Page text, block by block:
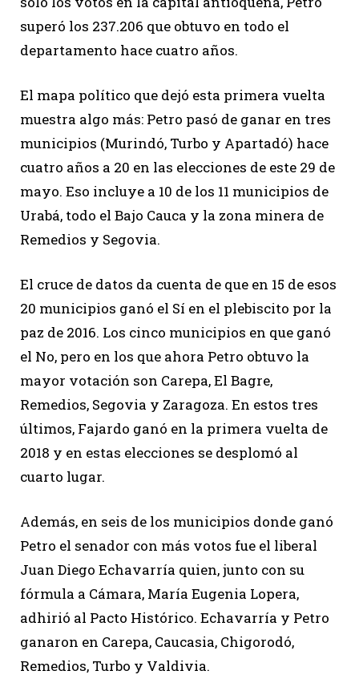
superó los 237.206 que obtuvo en todo el
departamento hace cuatro años.
El mapa político que dejó esta primera vuelta
muestra algo más: Petro pasó de ganar en tres
municipios (Murindó, Turbo y Apartadó) hace
cuatro años a 20 en las elecciones de este 29 de
mayo. Eso incluye a 10 de los 11 municipios de
Urabá, todo el Bajo Cauca y la zona minera de
Remedios y Segovia.
El cruce de datos da cuenta de que en 15 de esos
20 municipios ganó el Sí en el plebiscito por la
paz de 2016. Los cinco municipios en que ganó
el No, pero en los que ahora Petro obtuvo la
mayor votación son Carepa, El Bagre,
Remedios, Segovia y Zaragoza. En estos tres
últimos, Fajardo ganó en la primera vuelta de
2018 y en estas elecciones se desplomó al
cuarto lugar.
Además, en seis de los municipios donde ganó
Petro el senador con más votos fue el liberal
Juan Diego Echavarría quien, junto con su
fórmula a Cámara, María Eugenia Lopera,
adhirió al Pacto Histórico. Echavarría y Petro
ganaron en Carepa, Caucasia, Chigorodó,
Remedios, Turbo y Valdivia.